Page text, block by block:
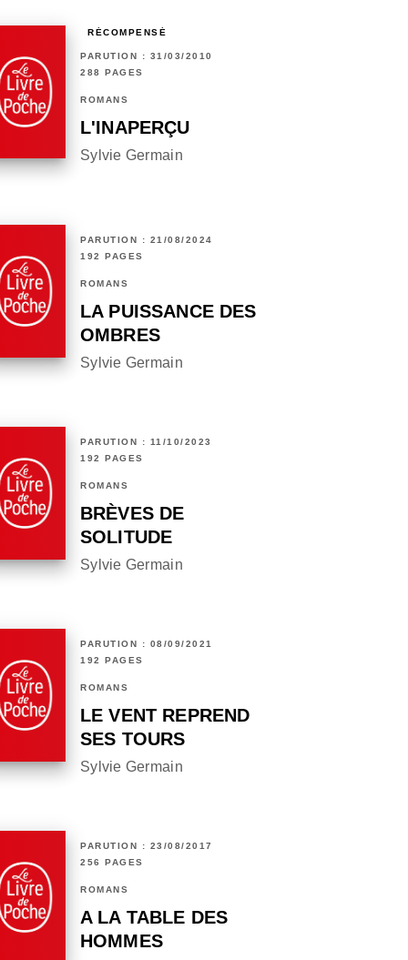
RÉCOMPENSÉ
PARUTION : 31/03/2010
288 PAGES
ROMANS
L'INAPERÇU
Sylvie Germain
PARUTION : 21/08/2024
192 PAGES
ROMANS
LA PUISSANCE DES
OMBRES
Sylvie Germain
PARUTION : 11/10/2023
192 PAGES
ROMANS
BRÈVES DE
SOLITUDE
Sylvie Germain
PARUTION : 08/09/2021
192 PAGES
ROMANS
LE VENT REPREND
SES TOURS
Sylvie Germain
PARUTION : 23/08/2017
256 PAGES
ROMANS
A LA TABLE DES
HOMMES